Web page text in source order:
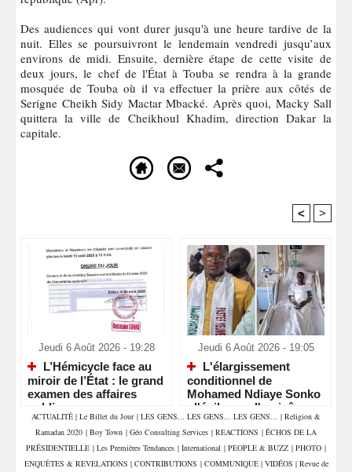
Des audiences qui vont durer jusqu'à une heure tardive de la
nuit. Elles se poursuivront le lendemain vendredi jusqu’aux
environs de midi. Ensuite, dernière étape de cette visite de
deux jours, le chef de l'État à Touba se rendra à la grande
mosquée de Touba où il va effectuer la prière aux côtés de
Serigne Cheikh Sidy Mactar Mbacké. Après quoi, Macky Sall
quittera la ville de Cheikhoul Khadim, direction Dakar la
capitale.
< >
Jeudi 6 Août 2026 - 19:28
L’Hémicycle face au
miroir de l’État : le grand
examen des affaires
publiques
Jeudi 6 Août 2026 - 19:05
L'élargissement
conditionnel de
Mohamed Ndiaye Sonko
: l'épilogue d'un jeûne
contestataire
ACTUALITÉ | Le Billet du Jour | LES GENS... LES GENS... LES GENS... | Religion &
Ramadan 2020 | Boy Town | Géo Consulting Services | REACTIONS | ÉCHOS DE LA
PRÉSIDENTIELLE | Les Premières Tendances | International | PEOPLE & BUZZ | PHOTO |
ENQUÊTES & REVELATIONS | CONTRIBUTIONS | COMMUNIQUE | VIDÉOS | Revue de